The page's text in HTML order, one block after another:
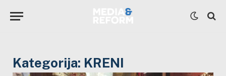
Kategorija: KRENI